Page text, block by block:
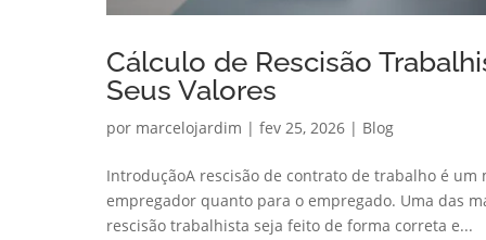
Cálculo de Rescisão
Seus Valores
por marcelojardim | fev 25, 2026 | Blog
IntroduçãoA rescisão de contrato de trabalho é
empregador quanto para o empregado. Uma das
rescisão trabalhista seja feito de forma correta e...